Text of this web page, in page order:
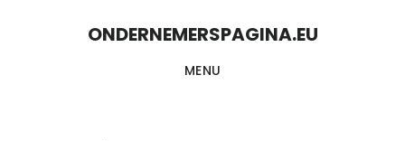
ONDERNEMERSPAGINA.EU
MENU